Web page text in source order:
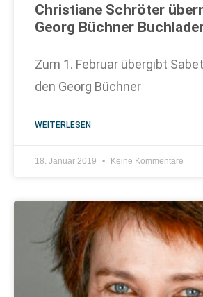
Christiane Schröter
Georg Büchner
Zum 1. Februar übergibt
den Georg Büchner
WEITERLESEN
18. Januar 2019 Keine Kommentare